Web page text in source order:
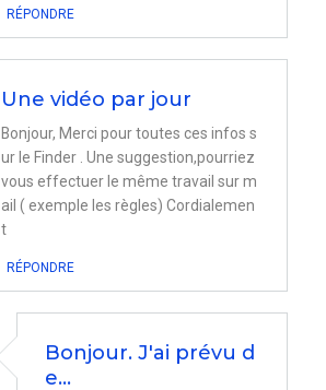
RÉPONDRE
Une vidéo par jour
Bonjour, Merci pour toutes ces infos s
ur le Finder . Une suggestion,pourriez
vous effectuer le même travail sur m
ail ( exemple les règles) Cordialemen
t
RÉPONDRE
Bonjour. J'ai prévu d
e…